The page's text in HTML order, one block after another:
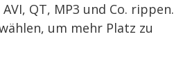
QT, MP3 und Co. rippen.
um mehr Platz zu